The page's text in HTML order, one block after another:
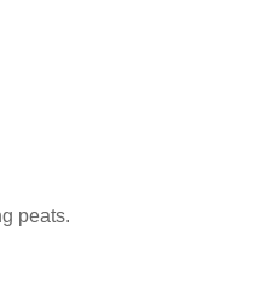
peats.